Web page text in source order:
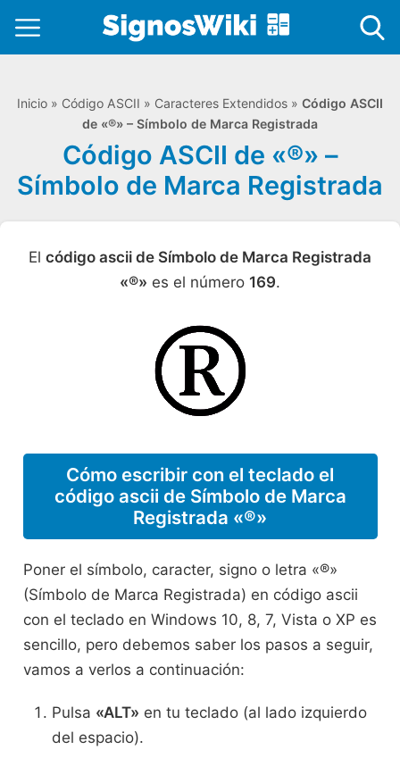
Inicio » Código ASCII » Caracteres Extendidos » Código ASCII
de «®» – Símbolo de Marca Registrada
Código ASCII de «®» –
Símbolo de Marca Registrada
El código ascii de Símbolo de Marca Registrada
«®» es el número 169.
Cómo escribir con el teclado el
código ascii de Símbolo de Marca
Registrada «®»
Poner el símbolo, caracter, signo o letra «®»
(Símbolo de Marca Registrada) en código ascii
con el teclado en Windows 10, 8, 7, Vista o XP es
sencillo, pero debemos saber los pasos a seguir,
vamos a verlos a continuación:
Pulsa «ALT» en tu teclado (al lado izquierdo
del espacio).